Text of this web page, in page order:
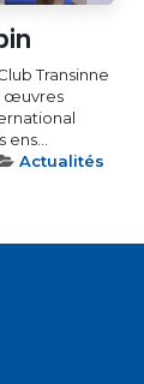
Transinne
œuvres
Actualités